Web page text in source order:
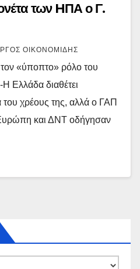
των HΠΑ ο Γ.
ΟΙΚΟΝΟΜΊΔΗΣ
«ύποπτο» ρόλο του
διαθέτει
χρέους της, αλλά ο ΓΑΠ
και ΔΝΤ οδήγησαν